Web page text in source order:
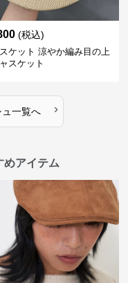
(税込)
ケット 涼やか編み目の上
スケット
一覧へ ›
めアイテム